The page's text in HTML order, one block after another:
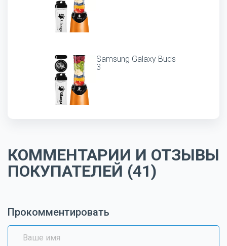
Samsung Galaxy Buds
3
КОММЕНТАРИИ И ОТЗЫВЫ
ПОКУПАТЕЛЕЙ (41)
Прокомментировать